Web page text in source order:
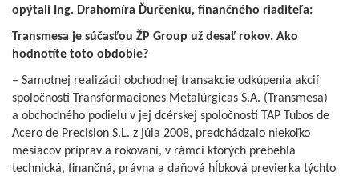
opýtali Ing. Drahomíra Ďurčenku, finančného riaditeľa:
Transmesa je súčasťou ŽP Group už desať rokov. Ako
hodnotíte toto obdobie?
– Samotnej realizácii obchodnej transakcie odkúpenia akcií
spoločnosti Transformaciones Metalúrgicas S.A. (Transmesa)
a obchodného podielu v jej dcérskej spoločnosti TAP Tubos de
Acero de Precision S.L. z júla 2008, predchádzalo niekoľko
mesiacov príprav a rokovaní, v rámci ktorých prebehla
technická, finančná, právna a daňová hĺbková previerka týchto